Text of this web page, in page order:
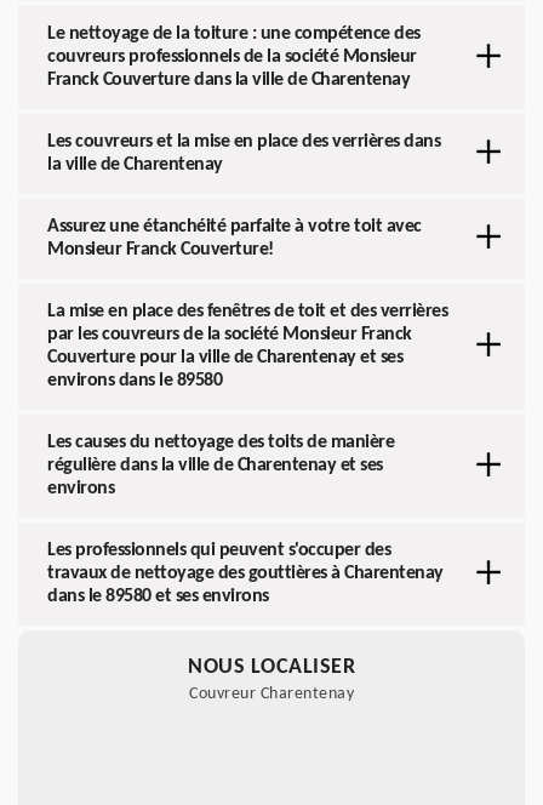
Le nettoyage de la toiture : une compétence des
couvreurs professionnels de la société Monsieur
Franck Couverture dans la ville de Charentenay
Les couvreurs et la mise en place des verrières dans
la ville de Charentenay
Assurez une étanchéité parfaite à votre toit avec
Monsieur Franck Couverture!
La mise en place des fenêtres de toit et des verrières
par les couvreurs de la société Monsieur Franck
Couverture pour la ville de Charentenay et ses
environs dans le 89580
Les causes du nettoyage des toits de manière
régulière dans la ville de Charentenay et ses
environs
Les professionnels qui peuvent s'occuper des
travaux de nettoyage des gouttières à Charentenay
dans le 89580 et ses environs
NOUS LOCALISER
Couvreur Charentenay